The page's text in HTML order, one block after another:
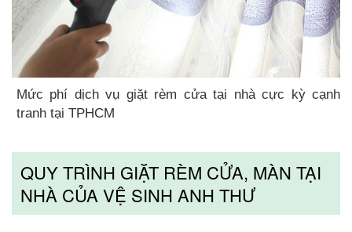
Mức phí dịch vụ giặt rèm cửa tại nhà cực kỳ cạnh
tranh tại TPHCM
QUY TRÌNH GIẶT RÈM CỬA, MÀN TẠI
NHÀ CỦA VỆ SINH ANH THƯ